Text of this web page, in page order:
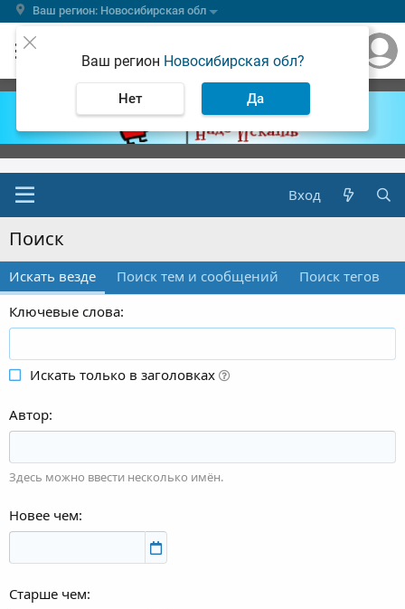
Ваш регион: Новосибирская обл
Ваш регион Новосибирская обл?
Нет Да
Вход
Поиск
Искать везде Поиск тем и сообщений
Поиск тегов
Ключевые слова
Искать только в заголовках
Автор
Здесь можно ввести несколько имён.
Новее чем
Старше чем